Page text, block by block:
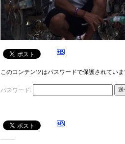
このコンテンツはパスワードで保護されてい
パスワード: